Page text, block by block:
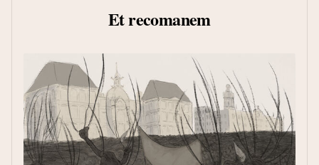
Et recomanem